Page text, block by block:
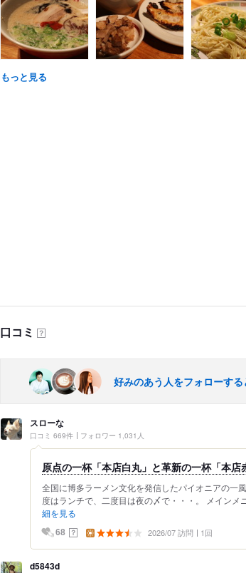
もっと見る
口コミ ？
好みのあう人をフォローする
スローな
口コミ 669件 フォロワー 1,031人
原点の一杯「本店白丸」と革新の一杯「本
全国に博多ラーメン文化を発信したパイオニアの一
度はランチで、二度目は夜の〆で・・・。 メインメ
細を見る
68 ？ 2026/07 訪問 1回
d5843d